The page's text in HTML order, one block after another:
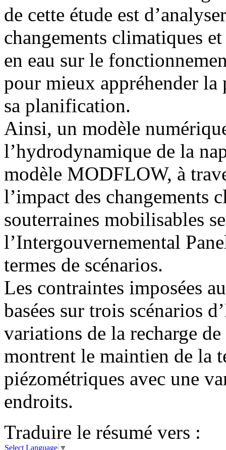
de cette étude est
changements climatiques
en eau sur le
pour mieux appréhender la
sa planification.
Ainsi, un modèle
l’hydrodynamique de la
modèle MODFLOW, à
l’impact des changements
souterraines mobilisables
l’Intergouvernemental
termes de scénarios.
Les contraintes imposées
basées sur trois scénarios
variations de la recharge
montrent le maintien de la
piézométriques avec une
endroits.
Traduire le résumé vers :
Select Language ▼